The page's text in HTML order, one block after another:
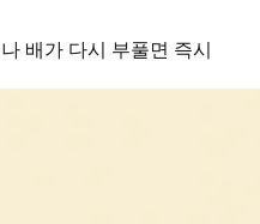
배가 다시 부풀면 즉시